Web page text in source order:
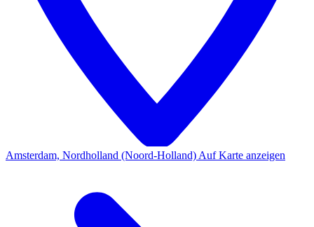
Amsterdam, Nordholland (Noord-Holland) Auf Karte anzeigen